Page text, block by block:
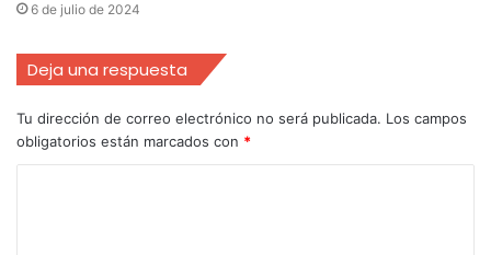
6 de julio de 2024
Deja una respuesta
Tu dirección de correo electrónico no será publicada. Los campos
obligatorios están marcados con *